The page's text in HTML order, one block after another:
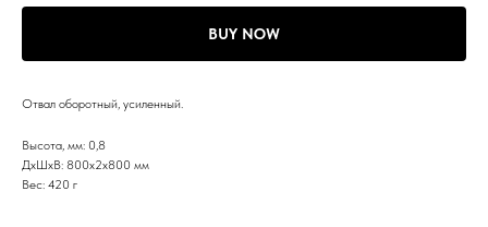
BUY NOW
Отвал оборотный, усиленный.
Высота, мм: 0,8
ДxШxВ: 800x2x800 мм
Вес: 420 г